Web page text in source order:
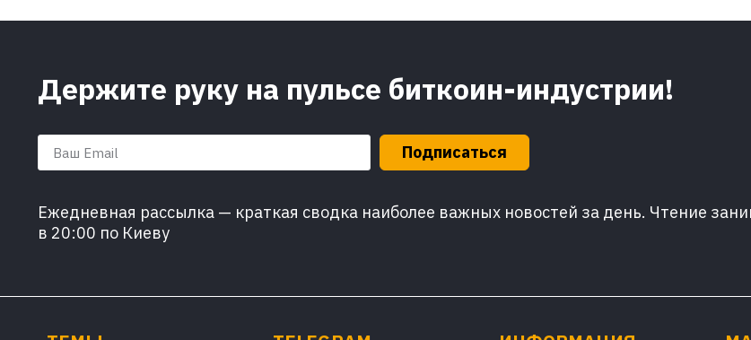
Держите руку на пульсе биткоин-индустрии!
Подписаться
Ежедневная рассылка — краткая сводка наиболее важных новостей за день. Чтение
в 20:00 по Киеву